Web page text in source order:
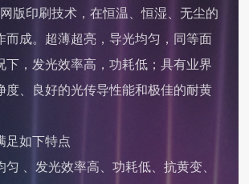
版印刷技术，在恒温、恒湿、无尘的
而成。超薄超亮，导光均匀，同等面
下，发光效率高，功耗低；具有业界
度、良好的光传导性能和极佳的耐黄
足如下特点
匀 、发光效率高、功耗低、抗黄变、